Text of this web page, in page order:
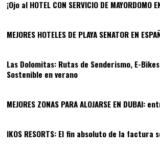
¡Ojo al HOTEL CON SERVICIO DE MAYORDOMO
MEJORES HOTELES DE PLAYA SENATOR EN
Las Dolomitas: Rutas de Senderismo, E-
Sostenible en verano
MEJORES ZONAS PARA ALOJARSE EN
IKOS RESORTS: El fin absoluto de la factura